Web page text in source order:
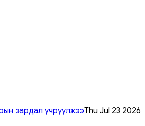
зардал учруулжээThu Jul 23 2026